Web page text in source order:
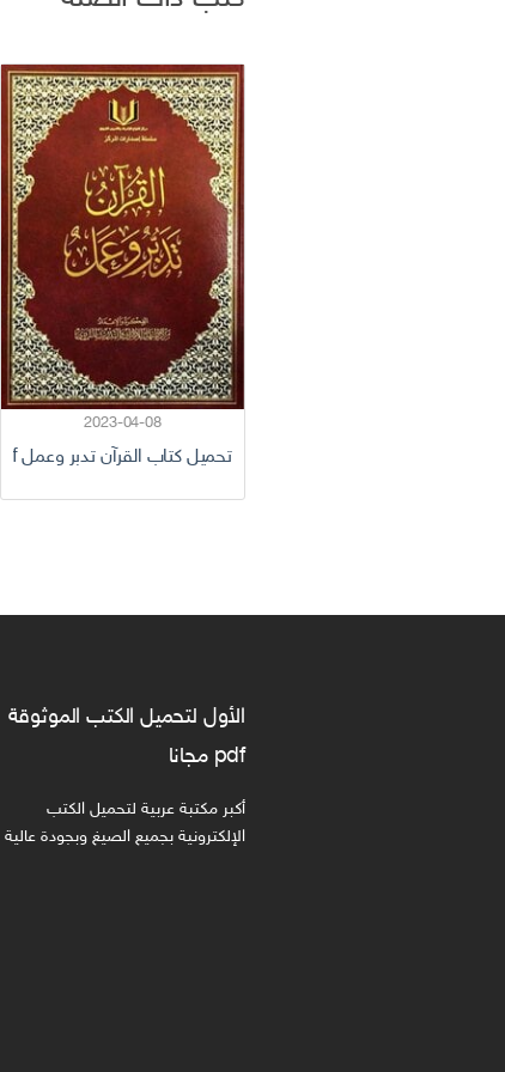
2023-04-08
تحميل كتاب القرآن تدبر وعمل pdf تأليف مجموعة من المؤلفين كامل مجانا
الأول لتحميل الكتب الموثوقة
pdf مجانا
أكبر مكتبة عربية لتحميل الكتب
الإلكترونية بجميع الصيغ وبجودة عالية